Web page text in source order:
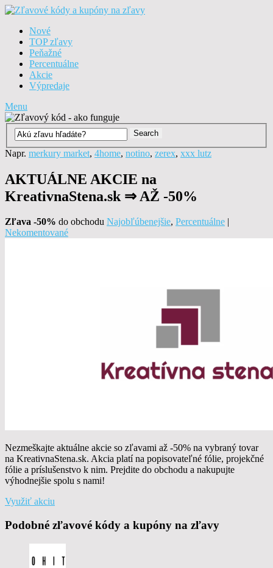
Nové
TOP zľavy
Peňažné
Percentuálne
Akcie
Výpredaje
Menu
Napr. merkury market, 4home, notino, zerex, xxx lutz
AKTUÁLNE AKCIE na
KreativnaStena.sk ⇒ AŽ -50%
Zľava -50% do obchodu Najobľúbenejšie, Percentuálne |
Nekomentované
Nezmeškajte aktuálne akcie so zľavami až -50% na vybraný tovar
na KreativnaStena.sk. Akcia platí na popisovateľné fólie, projekčné
fólie a príslušenstvo k nim. Prejdite do obchodu a nakupujte
výhodnejšie spolu s nami!
Využiť akciu
Podobné zľavové kódy a kupóny na zľavy